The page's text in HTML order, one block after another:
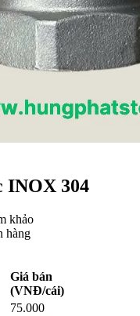
INOX 304
khảo
hàng
Giá bán
(VNĐ/cái)
75.000